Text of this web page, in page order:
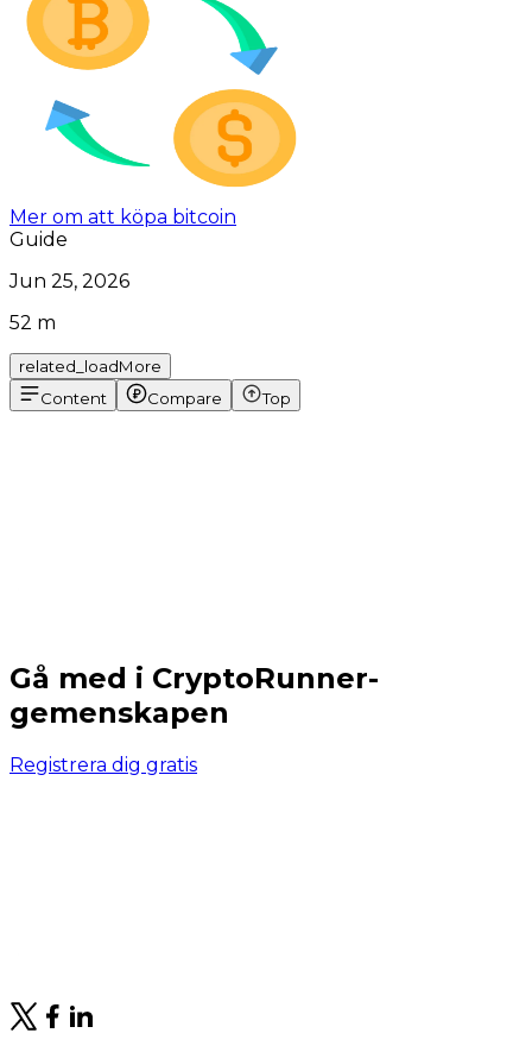
Mer om att köpa bitcoin
Guide
Jun 25, 2026
52 m
related_loadMore
Content
Compare Top
Gå med i CryptoRunner-
gemenskapen
Registrera dig gratis